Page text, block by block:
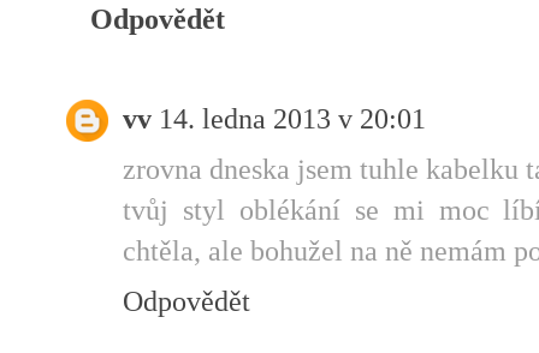
Odpovědět
vv 14. ledna 2013 v 20:01
zrovna dneska jsem tuhle kabelku
tvůj styl oblékání se mi moc
chtěla, ale bohužel na ně nemám
Odpovědět